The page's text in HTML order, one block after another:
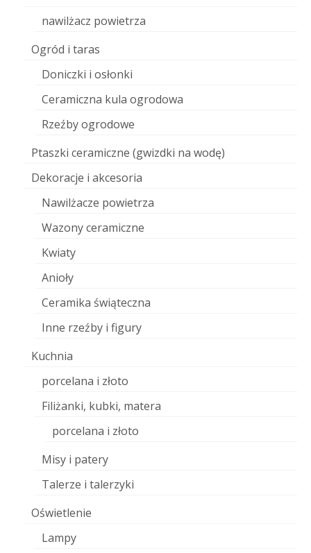
nawilżacz powietrza
Ogród i taras
Doniczki i osłonki
Ceramiczna kula ogrodowa
Rzeźby ogrodowe
Ptaszki ceramiczne (gwizdki na wodę)
Dekoracje i akcesoria
Nawilżacze powietrza
Wazony ceramiczne
Kwiaty
Anioły
Ceramika świąteczna
Inne rzeźby i figury
Kuchnia
porcelana i złoto
Filiżanki, kubki, matera
porcelana i złoto
Misy i patery
Talerze i talerzyki
Oświetlenie
Lampy